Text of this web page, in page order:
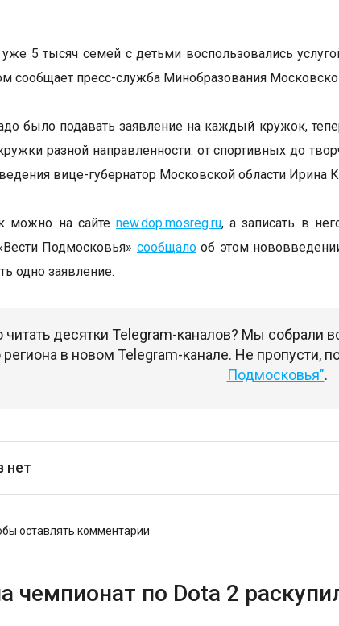
5 тысяч семей с детьми воспользовались
сообщает пресс-служба Минобразования
было подавать заявление на каждый кружок,
разной направленности: от спортивных до
вице-губернатор Московской области Ирина
можно на сайте new.dop.mosreg.ru, а записать в
Подмосковья» сообщалооб этом
одно заявление.
читать десятки Telegram-каналов? Мы собрали
в новом Telegram-канале. Не пропусти,
Подмосковья".
нет
оставлять комментарии
чемпионат по Dota 2